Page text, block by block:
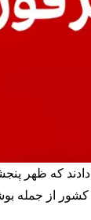
از جمله